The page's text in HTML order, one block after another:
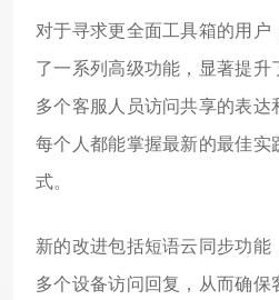
对于寻求更全面工具箱的用户
了一系列高级功能，显著提升
多个客服人员访问共享的表达
每个人都能掌握最新的最佳实
式。
新的改进包括短语云同步功能
多个设备访问回复，从而确保